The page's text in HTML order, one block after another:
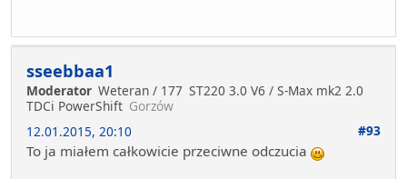
sseebbaa1
Moderator Weteran / 177 ST220 3.0 V6 / S-Max mk2 2.0
TDCi PowerShift Gorzów
12.01.2015, 20:10
#93
To ja miałem całkowicie przeciwne odczucia